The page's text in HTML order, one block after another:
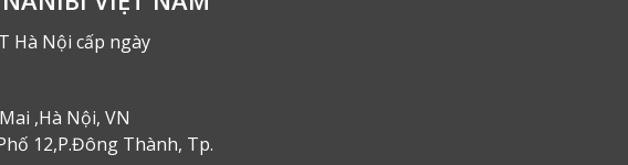
Hà Nội cấp ngày
,Hà Nội, VN
12,P.Đông Thành, Tp.